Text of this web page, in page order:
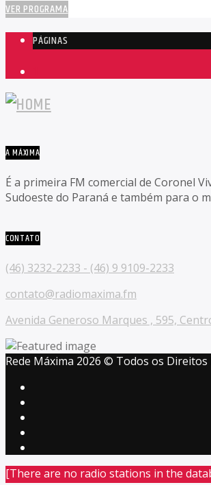
VER PROGRAMA
PÁGINAS
A MÁXIMA
É a primeira FM comercial de Coronel
Sudoeste do Paraná e também para o
CONTATO
(46) 3232-2233 - (46) 9 9109-2233
contato@radiomaxima.fm
Avenida Generoso Marques , 595,
Rede Máxima 2026 © Todos os Direitos
[There are no radio stations in the